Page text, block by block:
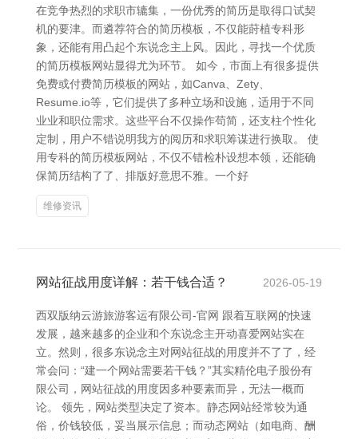
在竞争热烈的求职市辘集，一份优秀的简历是取得口试契
机的要津。而遴荐符合的简历模板，不仅能莳植专科形
象，还能有用凸起个东说念主上风。因此，寻找一个优质
的简历模板网站显得尤为环节。 如今，市面上有很多提供
免费或付费简历模板的网站，如Canva、Zety、
Resume.io等，它们提供了多种立场和设施，适用于不同
业业和职位需求。这些平台不仅操作苟简，还支柱个性化
定制，用户不错说明我方的阅历和求职筹谋进行换取。 使
用专科的简历模板网站，不仅不错检朴设想本领，还能确
保简历结构了了、排版好意思不雅。一个好
维修资讯
网站征战用度详解：若干钱合适？ 2026-05-19
西双版纳云游旅游客运有限公司-官网 跟着互联网的快速
发展，越来越多的企业和个东说念主开动喜爱网站实在
立。然则，很多东说念主对网站征战的用度并不了了，经
常会问：“建一个网站需要若干钱？”其实精伦电子股份有
限公司，网站征战的用度因多种要素而异，无法一概而
论。 领先，网站类型决定了资本。静态网站经常较为通
俗，价钱较低，妥当展示信息；而动态网站（如电商、酬